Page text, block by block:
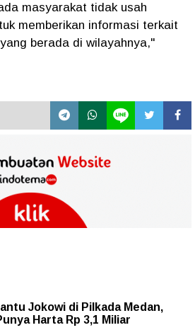
masyarakat tidak usah
memberikan informasi terkait
berada di wilayahnya,"
Jokowi di Pilkada Medan,
Harta Rp 3,1 Miliar